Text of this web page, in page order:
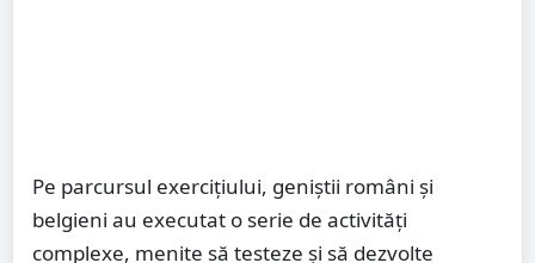
Pe parcursul exercițiului, geniștii români și
belgieni au executat o serie de activități
complexe, menite să testeze și să dezvolte